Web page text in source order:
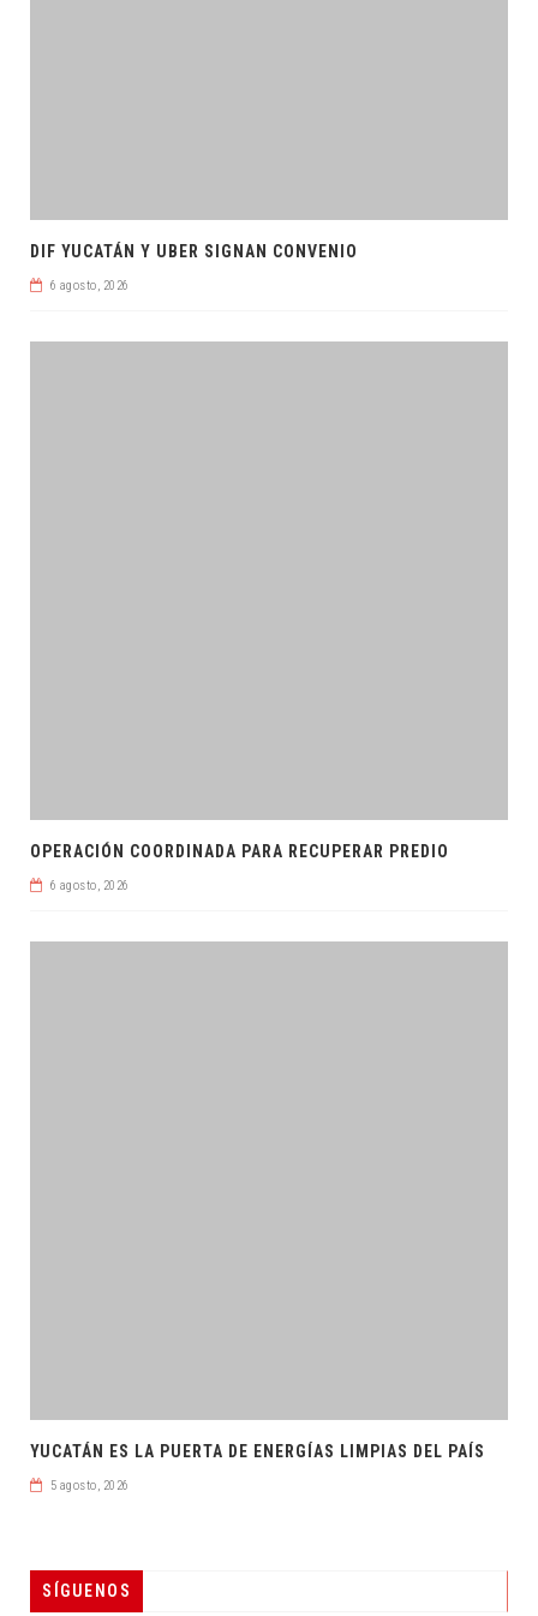
DIF YUCATÁN Y UBER SIGNAN CONVENIO
6 agosto, 2026
OPERACIÓN COORDINADA PARA RECUPERAR PREDIO
6 agosto, 2026
YUCATÁN ES LA PUERTA DE ENERGÍAS LIMPIAS DEL PAÍS
5 agosto, 2026
SÍGUENOS